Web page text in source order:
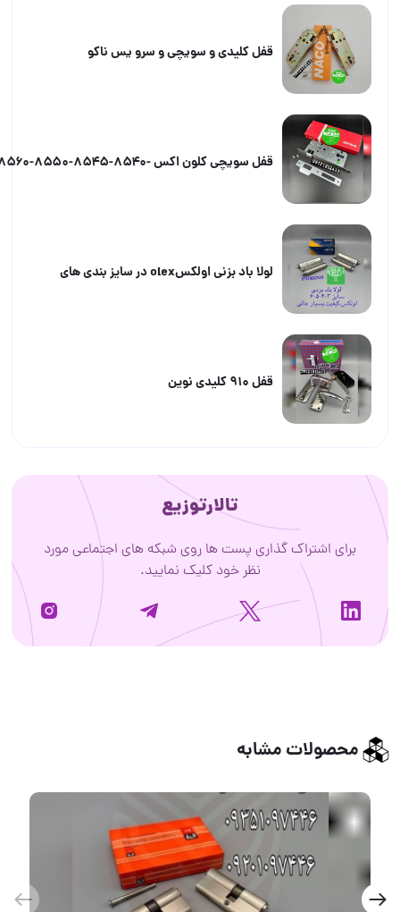
قفل کلیدی و سویچی و سرو یس ناکو
قفل سویچی کلون اکس -۸۵۴۰-۸۵۴۵-۸۵۵۰-۸۵۶۰
لولا باد بزنی اولکسolex در سایز بندی های
قفل ۹۱۰ کلیدی نوین
تالارتوزیع
برای اشتراک گذاری پست ها روی شبکه های اجتماعی مورد
نظر خود کلیک نمایید.
محصولات مشابه